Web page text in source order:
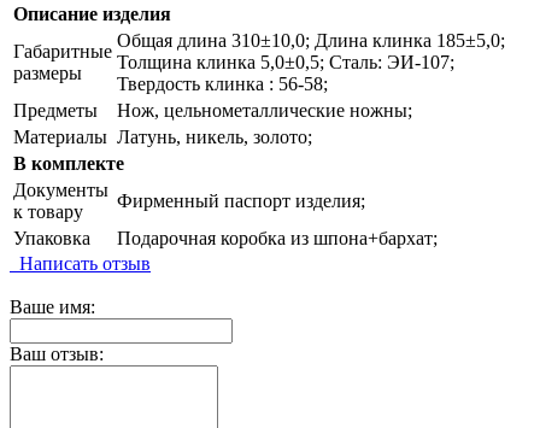
Описание изделия
Габаритные
размеры
Общая длина 310±10,0; Длина клинка 185±5,0;
Толщина клинка 5,0±0,5; Сталь: ЭИ-107;
Твердость клинка : 56-58;
Предметы
Нож, цельнометаллические ножны;
Материалы Латунь, никель, золото;
В комплекте
Документы
к товару
Фирменный паспорт изделия;
Упаковка
Подарочная коробка из шпона+бархат;
Написать отзыв
Ваше имя:
Ваш отзыв: